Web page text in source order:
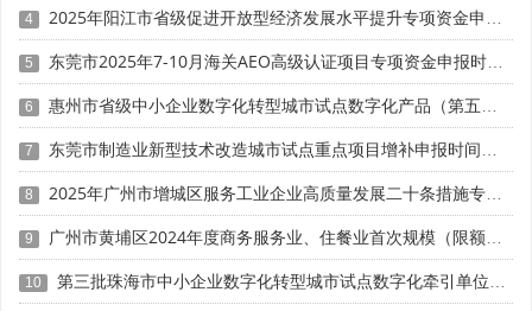
科创板审核中，产学研合作成果是重要的技术先进性证
3. 市场推广支持
政府优先采购技术中心企业的创新产品(如智慧城市、医
疗AI解决方案);
可进入政府采购推荐目录，快速打开B端市场。
四、企业如何借力省级技术中心构建产学研闭环?
4 2025年阳江市省级促进开放型经济发展水平提升专项资金申报时间、条件要求、补助奖励
5 东莞市2025年7-10月海关AEO高级认证项目专项资金申报时间、条件要求、扶持奖励
6 惠州市省级中小企业数字化转型城市试点数字化产品（第五批）征集申报时间、条件要求
7 东莞市制造业新型技术改造城市试点重点项目增补申报时间、条件要求、补助奖励
8 2025年广州市增城区服务工业企业高质量发展二十条措施专项资金申报时间、条件要求、补助奖励
9 广州市黄埔区2024年度商务服务业、住餐业首次规模（限额）以下转规模（限额）以上奖励申报时间、条件要求、资助标准
10 第三批珠海市中小企业数字化转型城市试点数字化牵引单位遴选申报时间、条件要求